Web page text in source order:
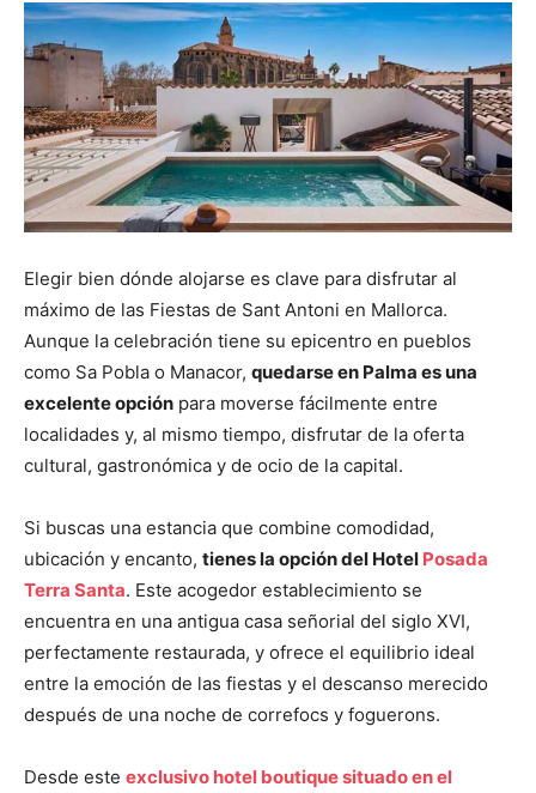
Elegir bien dónde alojarse es clave para disfrutar al
máximo de las Fiestas de Sant Antoni en Mallorca.
Aunque la celebración tiene su epicentro en pueblos
como Sa Pobla o Manacor, quedarse en Palma es una
excelente opción para moverse fácilmente entre
localidades y, al mismo tiempo, disfrutar de la oferta
cultural, gastronómica y de ocio de la capital.
Si buscas una estancia que combine comodidad,
ubicación y encanto, tienes la opción del Hotel Posada
Terra Santa. Este acogedor establecimiento se
encuentra en una antigua casa señorial del siglo XVI,
perfectamente restaurada, y ofrece el equilibrio ideal
entre la emoción de las fiestas y el descanso merecido
después de una noche de correfocs y foguerons.
Desde este exclusivo hotel boutique situado en el